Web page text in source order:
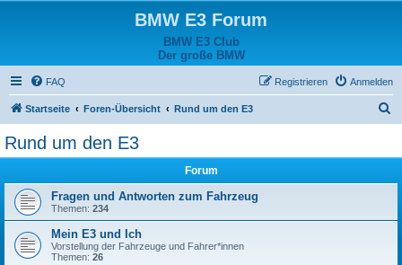
BMW E3 Forum
BMW E3 Club
Der große BMW
FAQ Anmelden
Registrieren
Startseite Foren-Übersicht Rund um den E3
Rund um den E3
Forum
Fragen und Antworten zum Fahrzeug
Themen: 234
Mein E3 und Ich
Vorstellung der Fahrzeuge und Fahrer*innen
Themen: 26